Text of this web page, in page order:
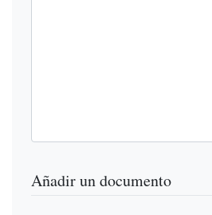
Añadir un documento